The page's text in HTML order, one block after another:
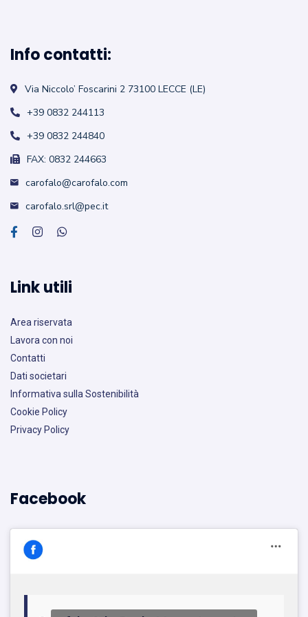
Info contatti:
Via Niccolo’ Foscarini 2 73100 LECCE (LE)
+39 0832 244113
+39 0832 244840
FAX: 0832 244663
carofalo@carofalo.com
carofalo.srl@pec.it
Link utili
Area riservata
Lavora con noi
Contatti
Dati societari
Informativa sulla Sostenibilità
Cookie Policy
Privacy Policy
Facebook